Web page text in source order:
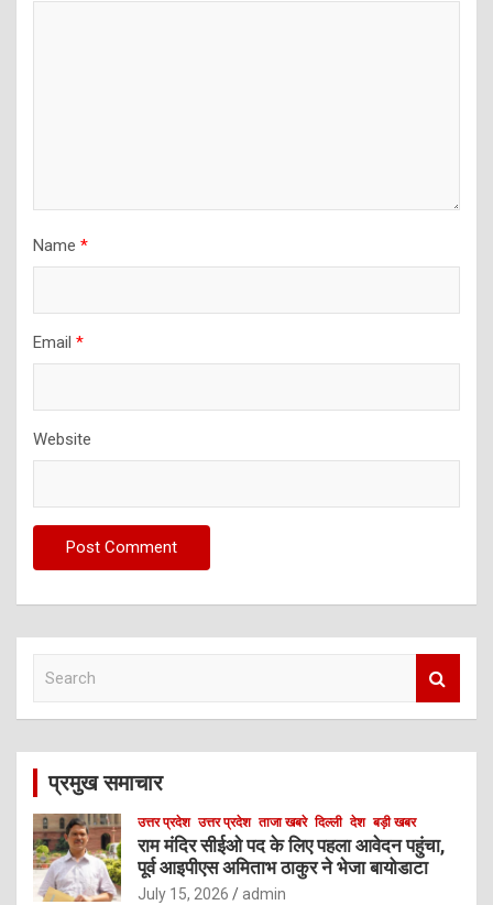
Name *
Email *
Website
c
प्रमुख समाचार
उत्तर प्रदेश उत्तर प्रदेश ताजा खबरे दिल्ली देश बड़ी खबर
राम मंदिर सीईओ पद के लिए पहला आवेदन पहुंचा,
पूर्व आइपीएस अमिताभ ठाकुर ने भेजा बायोडाटा
July 15, 2026 admin